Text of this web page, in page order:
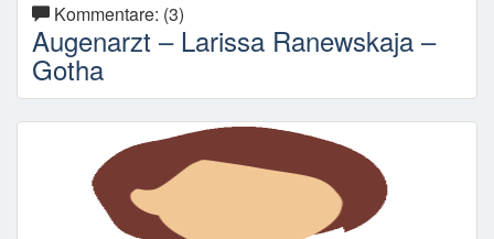
Kommentare: (3)
Augenarzt – Larissa Ranewskaja –
Gotha